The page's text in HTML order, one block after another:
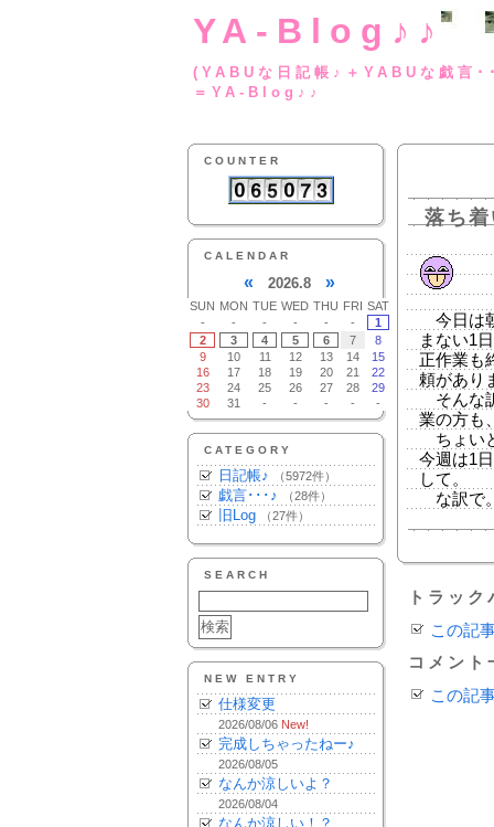
YA-Blog♪♪
(YABUな日記帳♪
＝YA-Blog♪♪
COUNTER
CALENDAR
« 2026.8 »
SUN MON TUE WED THU FRI SAT
-
- - - - -
1
2
3 4 5 6 7
8
9
10 11 12 13 14
15
16
17 18 19 20 21
22
23
24 25 26 27 28
29
30
31 - - - - -
CATEGORY
日記帳♪ （5972件）
戯言･･･♪ （28件）
旧Log （27件）
SEARCH
NEW ENTRY
仕様変更
2026/08/06 New!
完成しちゃったねー♪
2026/08/05
なんか涼しいよ？
2026/08/04
なんか涼しい！？
落ち
今日は
まない1
正作業も
頼があり
そんな
業の方も
ちょい
今週は1
して。
な訳で
トラッ
この記
コメント
この記